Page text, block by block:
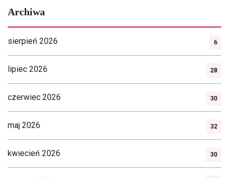
Archiwa
sierpień 2026 6
lipiec 2026 28
czerwiec 2026 30
maj 2026 32
kwiecień 2026 30